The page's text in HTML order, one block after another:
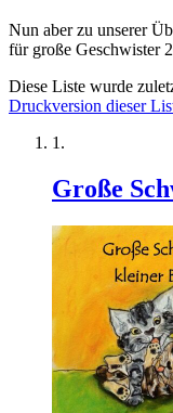
Nun aber zu unserer
für große Geschwister
Diese Liste wurde
Druckversion dieser
Große